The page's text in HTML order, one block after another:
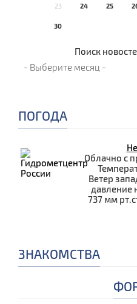
23 24 25
30
Поиск
ПОГОДА
Облачно с
Ветер
давление
737 мм
ЗНАКОМСТВА